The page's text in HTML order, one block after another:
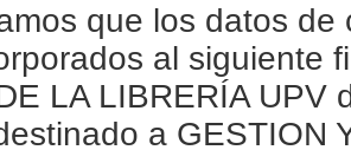
que los datos
al siguiente
LA LIBRERÍA
a GESTION